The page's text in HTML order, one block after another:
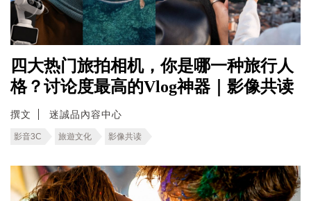
四大热门旅拍相机，你是哪一种旅行人
格？讨论度最高的Vlog神器｜影像共读
撰文 迷誠品內容中心
影音3C 旅遊文化 影像共读